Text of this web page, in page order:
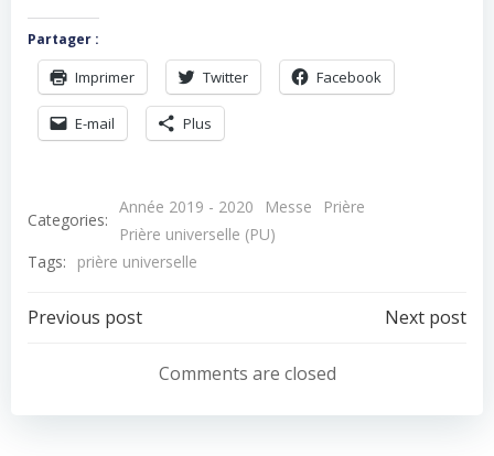
Partager :
Imprimer Twitter Facebook
E-mail Plus
Categories:
Année 2019 - 2020 Messe
Prière
Prière universelle (PU)
Tags:
prière universelle
Navigation
l’article
Previous post
Navigation
de
l’article
Next post
Comments are closed